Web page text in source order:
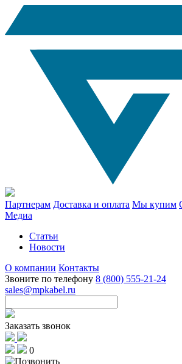
Партнерам Доставка и оплата Мы купим
Медиа
Статьи
Новости
О компании Контакты
Звоните по телефону 8 (800) 555-21-24
sales@mpkabel.ru
Заказать звонок
0